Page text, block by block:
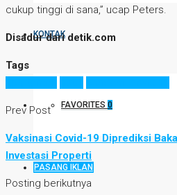
KONTAK
FAVORITES 0
PASANG IKLAN
cukup tinggi di sana,” ucap Peters.
Disadur dari detik.com
Tags
Prev Post
Vaksinasi Covid-19 Diprediksi
Investasi Properti
Posting berikutnya